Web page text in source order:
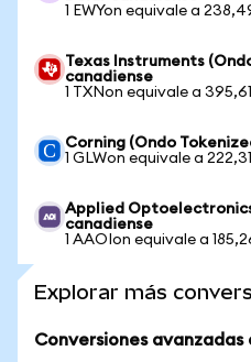
1 EWYon equivale a
Texas Instruments
canadiense
1 TXNon equivale a
Corning (Ondo
1 GLWon equivale a
Applied
canadiense
1 AAOIon equivale a
Explorar más
Conversiones